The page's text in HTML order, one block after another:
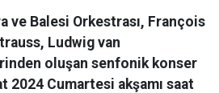
ve Balesi Orkestrası, François
Ludwig van
oluşan senfonik konser
2024 Cumartesi akşamı saat